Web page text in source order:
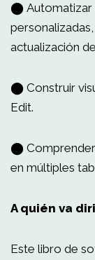
⬤ Automatizar
actualización
⬤ Construir
Edit.
⬤ Comprender
en múltiples
A quién va
Este libro de